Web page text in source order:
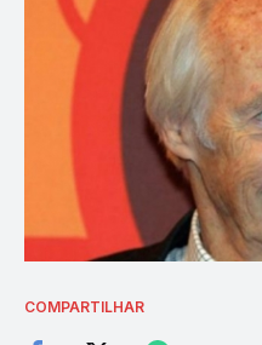
COMPARTILHAR